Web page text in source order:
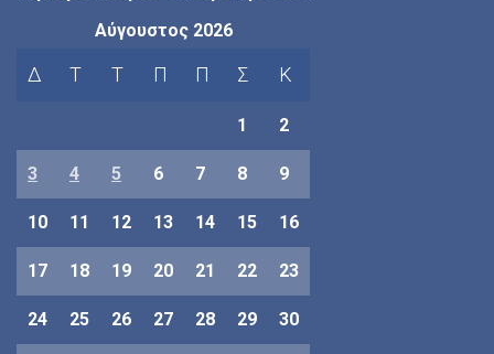
Αύγουστος 2026
Δ Τ Τ Π Π Σ Κ
1 2
3 4 5 6 7 8 9
10 11 12 13 14 15 16
17 18 19 20 21 22 23
24 25 26 27 28 29 30